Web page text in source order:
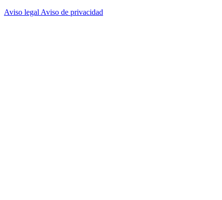
Aviso legal Aviso de privacidad